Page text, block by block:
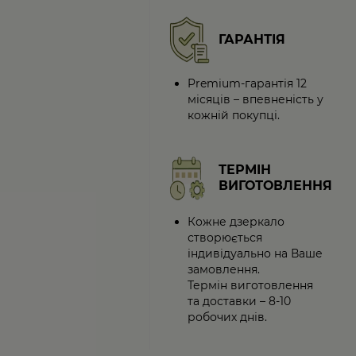
ГАРАНТІЯ
Premium-гарантія 12
місяців – впевненість у
кожній покупці.
ТЕРМІН
ВИГОТОВЛЕННЯ
Кожне дзеркало
створюється
індивідуально на Ваше
замовлення.
Термін виготовлення
та доставки – 8-10
робочих днів.